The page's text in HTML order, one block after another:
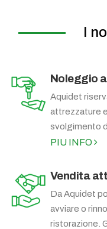
I
Noleggio
Aquidet
attrezzature
svolgimento
PIU INFO
Vendita
Da Aquidet
avviare o
ristorazione.